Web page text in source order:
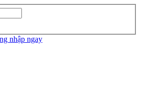
nhập ngay